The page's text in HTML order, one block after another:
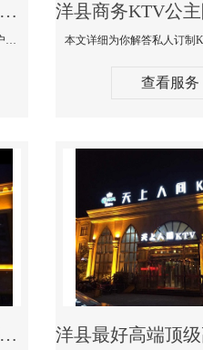
洋县摸摸唱KTV夜场哪家好玩开放-万豪国际KTV消费客户点评
本文详细为你解答万豪国际KTV消费客户点评，更多关于摸摸唱KTV夜场哪家好玩开放咨询1312 0333301微信同步！
查看服务
洋县荤的KTV真空服务哪家好-英皇国际KTV消费价格口碑点评